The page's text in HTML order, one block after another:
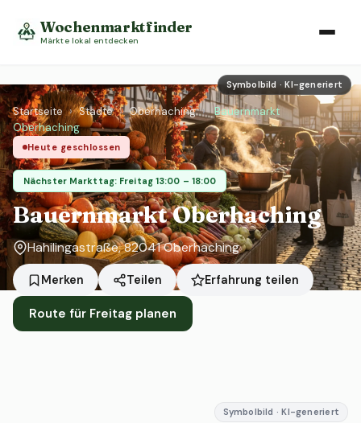
Wochenmarktfinder
Märkte lokal entdecken
Symbolbild · KI-generiert
Startseite › Städte › Oberhaching ›
Bauernmarkt
Oberhaching
Heute geschlossen
Nächster Markttag: Freitag 13:00 – 18:00
Bauernmarkt Oberhaching
Hahilingastraße, 82041 Oberhaching
Merken Teilen Erfahrung teilen
Route für Freitag planen
Symbolbild · KI-generiert